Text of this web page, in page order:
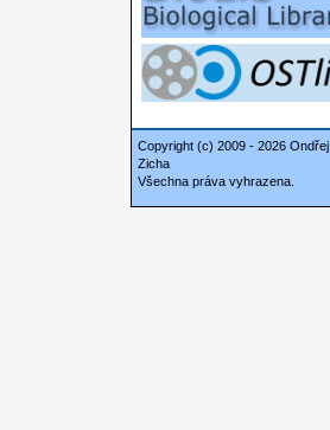
Copyright (c) 2009 - 2026 Ondřej
Zicha
Všechna práva vyhrazena.